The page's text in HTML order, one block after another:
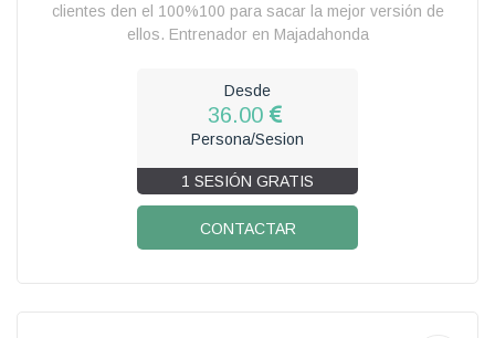
clientes den el 100%100 para sacar la mejor versión de
ellos. Entrenador en Majadahonda
Desde
36.00
Persona/Sesion
1 SESIÓN GRATIS
CONTACTAR